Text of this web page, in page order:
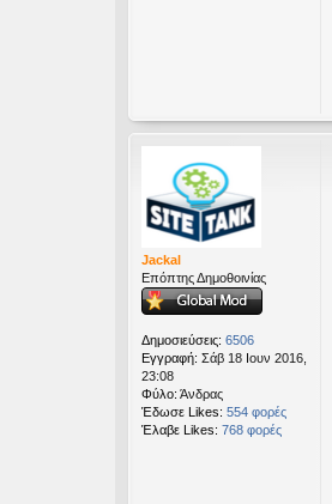
Jackal
Επόπτης Δημοθοινίας
Δημοσιεύσεις: 6506
Εγγραφή: Σάβ 18 Ιουν 2016,
23:08
Φύλο: Άνδρας
Έδωσε Likes: 554 φορές
Έλαβε Likes: 768 φορές